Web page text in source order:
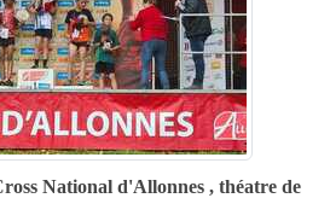
National d'Allonnes , théatre de